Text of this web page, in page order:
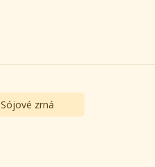
Sójové zrná